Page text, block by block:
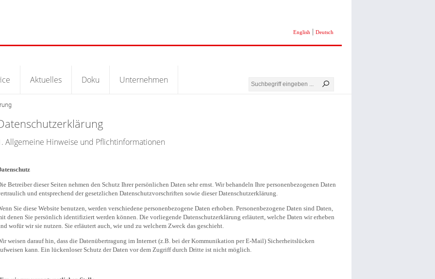
English | Deutsch
Aktuelles Doku Unternehmen
Allgemeine Hinweise und Pflichtinformationen
Betreiber dieser Seiten nehmen den Schutz Ihrer persönlichen Daten sehr ernst. Wir behandeln Ihre personenbezogenen Daten
und entsprechend der gesetzlichen Datenschutzvorschriften sowie dieser Datenschutzerklärung.
Sie diese Website benutzen, werden verschiedene personenbezogene Daten erhoben. Personenbezogene Daten sind Daten,
denen Sie persönlich identifiziert werden können. Die vorliegende Datenschutzerklärung erläutert, welche Daten wir erheben
wofür wir sie nutzen. Sie erläutert auch, wie und zu welchem Zweck das geschieht.
weisen darauf hin, dass die Datenübertragung im Internet (z.B. bei der Kommunikation per E-Mail) Sicherheitslücken
kann. Ein lückenloser Schutz der Daten vor dem Zugriff durch Dritte ist nicht möglich.